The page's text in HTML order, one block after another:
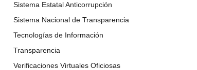
Sistema Estatal Anticorrupción
Sistema Nacional de Transparencia
Tecnologías de Información
Transparencia
Verificaciones Virtuales Oficiosas